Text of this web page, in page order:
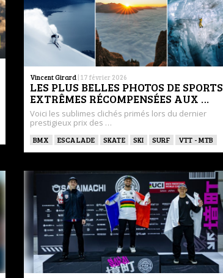
Vincent Girard | 17 février 2026
LES PLUS BELLES PHOTOS DE SPORTS
EXTRÊMES RÉCOMPENSÉES AUX …
Voici les sublimes clichés primés lors du dernier
prestigieux prix des …
BMX ESCALADE SKATE SKI SURF VTT - MTB